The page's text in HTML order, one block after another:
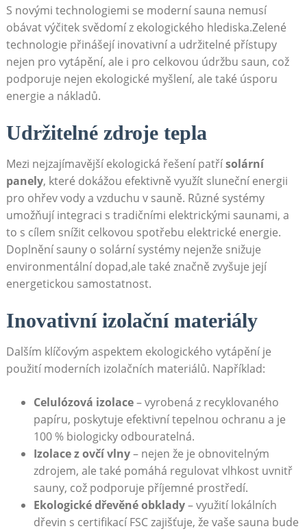
S ⁣novými technologiemi se moderní sauna ⁣nemusí
obávat ‌výčitek ⁢svědomí z ekologického hlediska.Zelené
technologie přinášejí inovativní a udržitelné přístupy
‍nejen pro vytápění, ale i pro celkovou údržbu saun,‌ což
podporuje​ nejen ekologické ‌myšlení, ale také úsporu
‍energie⁣ a nákladů.
Udržitelné zdroje tepla
Mezi nejzajímavější⁣ ekologická řešení patří​solární
panely, ‍které dokážou efektivně využít sluneční energii
pro ohřev vody a vzduchu​ v sauně. Různé systémy
umožňují integraci s tradičními elektrickými saunami, a​
to s cílem​ snížit celkovou spotřebu ⁢elektrické energie.
Doplnění sauny o solární systémy ⁢nejenže snižuje
environmentální dopad,ale také značně zvyšuje její
energetickou samostatnost.
Inovativní izolační materiály
Dalším klíčovým aspektem ekologického‌ vytápění je⁢
použití moderních ⁣izolačních‌ materiálů. Například:
Celulózová izolace– vyrobená z recyklovaného
papíru, poskytuje efektivní tepelnou ochranu a je
⁢100⁢ % biologicky odbouratelná.
Izolace ⁣z‌ ovčí vlny– nejen že je obnovitelným‌
zdrojem, ale také pomáhá regulovat vlhkost uvnitř
sauny, což‌ podporuje příjemné prostředí.
Ekologické dřevěné obklady– využití lokálních
dřevin s⁢ certifikací⁤ FSC zajišťuje, že vaše sauna bude